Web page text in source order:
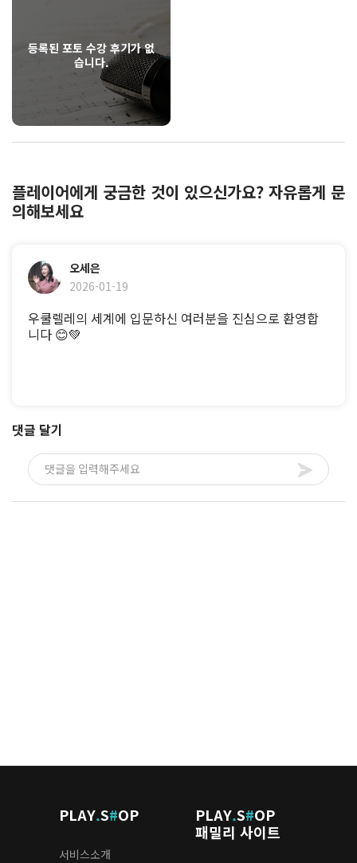
등록된 포토 수강 후기가 없
습니다.
플레이어에게 궁금한 것이 있으신가요? 자유롭게 문
의해보세요
오세은
2026-01-19
우쿨렐레의 세계에 입문하신 여러분을 진심으로 환영합
니다 😊💚
댓글 달기
PLAY.S#OP
서비스소개
PLAY.S#OP
패밀리 사이트